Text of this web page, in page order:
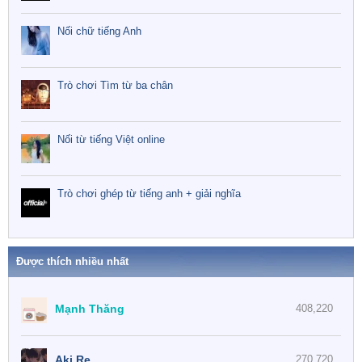
Nối chữ tiếng Anh
Trò chơi Tìm từ ba chân
Nối từ tiếng Việt online
Trò chơi ghép từ tiếng anh + giải nghĩa
Được thích nhiều nhất
408,220
Mạnh Thăng
270,720